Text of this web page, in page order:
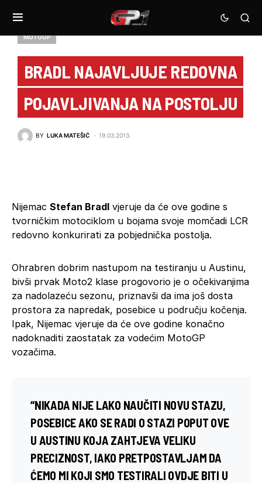
MOTOGP
BRADL NAJAVLJUJE REDOVNA
POJAVLJIVANJA NA POSTOLJU
BY LUKA MATEŠIĆ 19.03.2013.
Nijemac Stefan Bradl vjeruje da će ove godine s
tvorničkim motociklom u bojama svoje momčadi LCR
redovno konkurirati za pobjednička postolja.
Ohrabren dobrim nastupom na testiranju u Austinu,
bivši prvak Moto2 klase progovorio je o očekivanjima
za nadolazeću sezonu, priznavši da ima još dosta
prostora za napredak, posebice u području kočenja.
Ipak, Nijemac vjeruje da će ove godine konačno
nadoknaditi zaostatak za vodećim MotoGP
vozačima.
“NIKADA NIJE LAKO NAUČITI NOVU STAZU,
POSEBICE AKO SE RADI O STAZI POPUT OVE
U AUSTINU KOJA ZAHTJEVA VELIKU
PRECIZNOST, IAKO PRETPOSTAVLJAM DA
ĆEMO MI KOJI SMO TESTIRALI OVDJE BITI U